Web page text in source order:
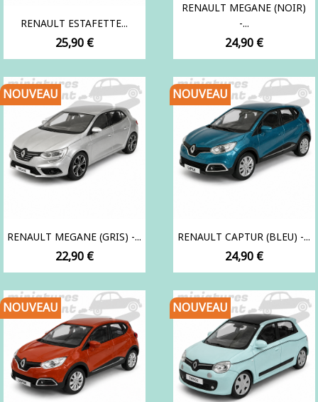
RENAULT ESTAFETTE...
Prix
25,90 €
RENAULT MEGANE (NOIR)
-...
Prix
24,90 €
RENAULT MEGANE (GRIS) -...
Prix
22,90 €
NOUVEAU
RENAULT CAPTUR (BLEU) -...
Prix
24,90 €
NOUVEAU
NOUVEAU NOUVEAU